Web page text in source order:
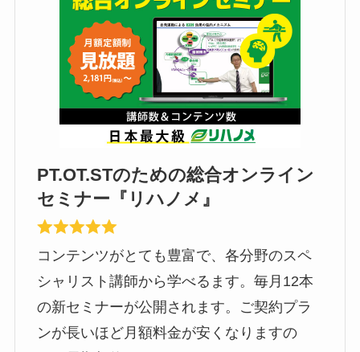
PT.OT.STのための総合オンライン
セミナー『リハノメ』
コンテンツがとても豊富で、各分野のスペ
シャリスト講師から学べるます。毎月12本
の新セミナーが公開されます。ご契約プラ
ンが長いほど月額料金が安くなりますの